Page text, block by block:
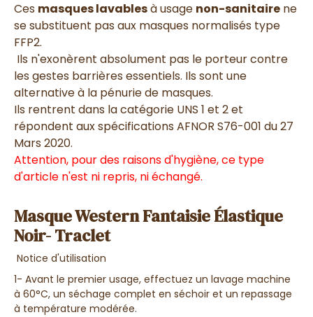
Ces masques lavablesà usage non-sanitaire ne
se substituent pas aux masques normalisés type
FFP2.
Ils n'exonèrent absolument pas le porteur contre
les gestes barrières essentiels. Ils sont une
alternative à la pénurie de masques.
Ils rentrent dans la catégorie UNS 1 et 2 et
répondent aux spécifications AFNOR S76-001 du 27
Mars 2020.
Attention, pour des raisons d'hygiène, ce type
d'article n'est ni repris, ni échangé.
Masque Western Fantaisie Élastique
Noir- Traclet
Notice d'utilisation
1- Avant le premier usage, effectuez un lavage machine
à 60°C, un séchage complet en séchoir et un repassage
à température modérée.